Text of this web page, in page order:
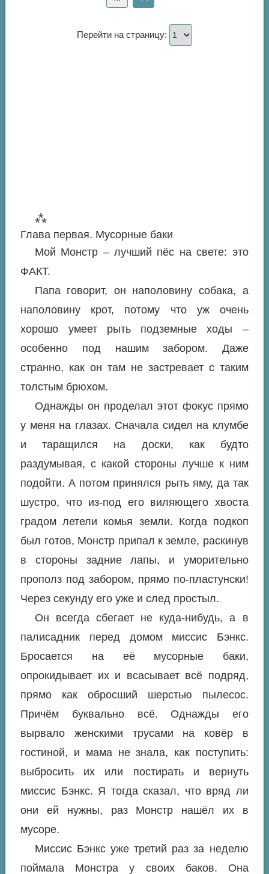
Перейти на страницу:
⁂
Глава первая. Мусорные баки
Мой Монстр – лучший пёс на свете: это
ФАКТ.
Папа говорит, он наполовину собака, а
наполовину крот, потому что уж очень
хорошо умеет рыть подземные ходы –
особенно под нашим забором. Даже
странно, как он там не застревает с таким
толстым брюхом.
Однажды он проделал этот фокус прямо
у меня на глазах. Сначала сидел на клумбе
и таращился на доски, как будто
раздумывая, с какой стороны лучше к ним
подойти. А потом принялся рыть яму, да так
шустро, что из-под его виляющего хвоста
градом летели комья земли. Когда подкоп
был готов, Монстр припал к земле, раскинув
в стороны задние лапы, и уморительно
прополз под забором, прямо по-пластунски!
Через секунду его уже и след простыл.
Он всегда сбегает не куда-нибудь, а в
палисадник перед домом миссис Бэнкс.
Бросается на её мусорные баки,
опрокидывает их и всасывает всё подряд,
прямо как обросший шерстью пылесос.
Причём буквально всё. Однажды его
вырвало женскими трусами на ковёр в
гостиной, и мама не знала, как поступить:
выбросить их или постирать и вернуть
миссис Бэнкс. Я тогда сказал, что вряд ли
они ей нужны, раз Монстр нашёл их в
мусоре.
Миссис Бэнкс уже третий раз за неделю
поймала Монстра у своих баков. Она